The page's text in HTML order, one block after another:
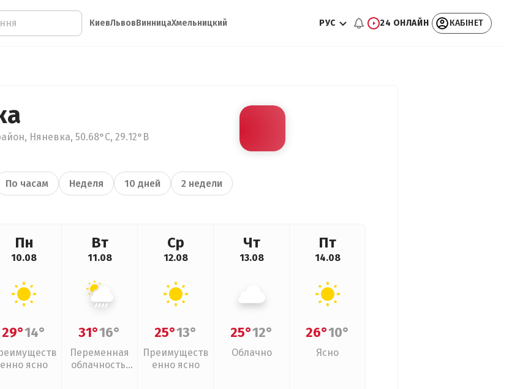
КиевЛьвовВинницаХмельницкий РУС 24 ОНЛАЙН КАБІНЕТ
Няневка, 50.68°С, 29.12°В
По часам Неделя 10 дней 2 недели
Пн
10.08
29°14°
енно ясно
Вт
11.08
31°16°
Переменная
облачность,
Ср
12.08
25°13°
Преимуществ
енно ясно
Чт
13.08
25°12°
Облачно
Пт
14.08
26°10°
Ясно